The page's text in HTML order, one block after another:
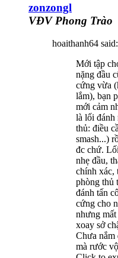
zonzongl
VĐV Phong Trào
hoaithanh64 said:
Mới tập
nặng đầu
cứng vừa
lắm), bạn
mới cảm
là lối đánh
thủ: điều
smash...)
đc chứ.
nhẹ đầu,
chính xác,
phòng thủ
đánh tấn
cứng cho
nhưng
xoay sở
Chưa nắm
mà rước